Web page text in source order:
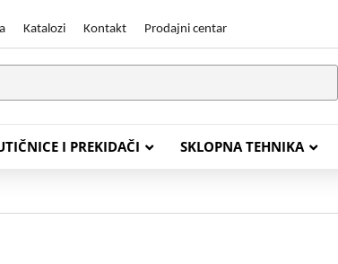
Katalozi Kontakt Prodajni centar
I PREKIDAČI SKLOPNA TEHNIKA